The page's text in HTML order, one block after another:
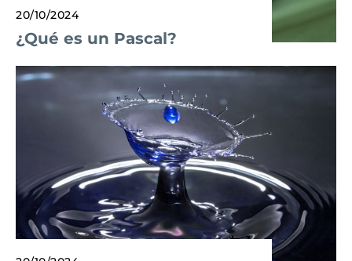
20/10/2024
¿Qué es un Pascal?